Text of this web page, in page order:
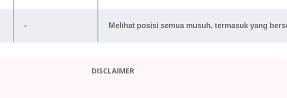
- Melihat posisi semua musuh, termasuk yang
DISCLAIMER